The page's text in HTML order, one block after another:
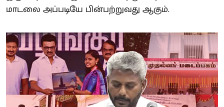
மாடலை அப்படியே பின்பற்றுவது ஆகும்.